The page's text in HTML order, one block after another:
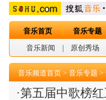
音乐首页 音乐专题
音乐新闻
原创秀场
音乐频道首页 > 音乐专题 >
·第五届中歌榜